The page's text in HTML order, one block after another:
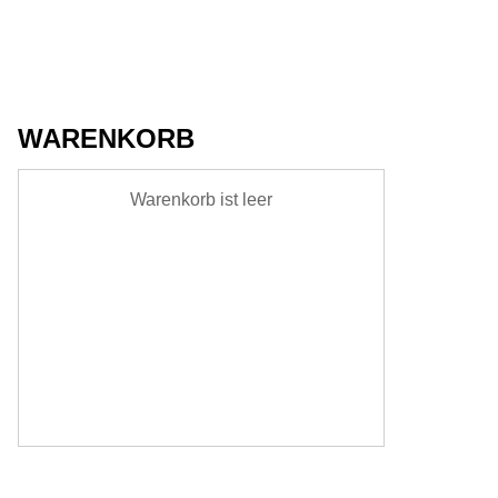
WARENKORB
Warenkorb ist leer